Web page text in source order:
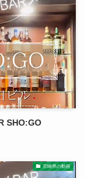
SHO:GO
宮崎県の動画